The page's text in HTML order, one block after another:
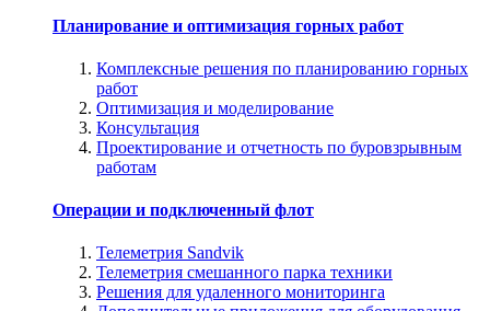
Планирование и оптимизация горных работ
Комплексные решения по планированию горных
работ
Оптимизация и моделирование
Консультация
Проектирование и отчетность по буровзрывным
работам
Операции и подключенный флот
Телеметрия Sandvik
Телеметрия смешанного парка техники
Решения для удаленного мониторинга